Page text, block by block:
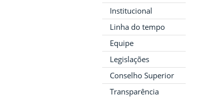
Institucional
Linha do tempo
Equipe
Legislações
Conselho Superior
Transparência